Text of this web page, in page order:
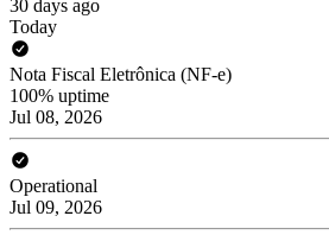
30 days ago
Today
Nota Fiscal Eletrônica (NF-e)
100% uptime
Jul 08, 2026
Operational
Jul 09, 2026